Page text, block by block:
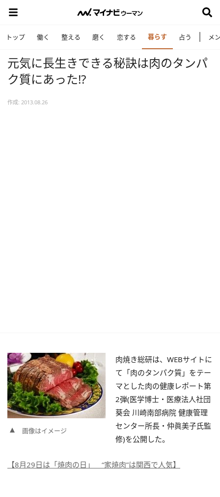
トップ 働く 整える 磨く 恋する 暮らす 占う メ
元気に長生きできる秘訣は肉のタンパ
ク質にあった!?
作成: 2013.08.26
画像はイメージ
肉焼き総研は、WEBサイトに
て「肉のタンパク質」をテー
マとした肉の健康レポート第
2弾(医学博士・医療法人社団
葵会 川崎南部病院 健康管理
センター所長・仲眞美子氏監
修)を公開した。
【8月29日は「焼肉の日」 “家焼肉”は関西で人気】